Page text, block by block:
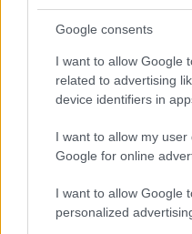
Google consents
I want to allow Google
related to advertising
device identifiers in
I want to allow my
Google for online
I want to allow Google
personalized
Μάριους Κράιγκερ Λιντ: Ο
Τζέφρι Μονκαντά: Ποιος
ο Βαγγέλης Μαρινάκης
ΣΕΦ: Επαναπροκηρύσσεται η